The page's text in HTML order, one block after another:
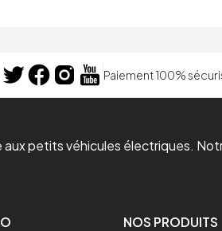
Paiement 100%
petits véhicules électriques.
NOS PRODUITS